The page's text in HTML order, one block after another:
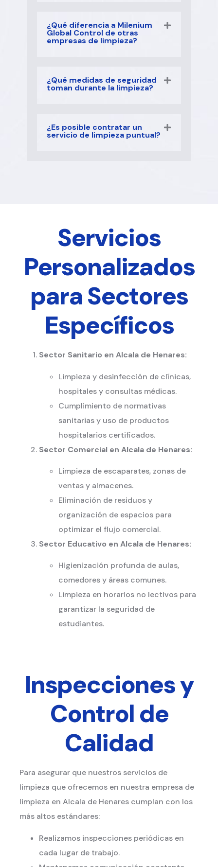
¿Qué diferencia a Milenium
Global Control de otras
empresas de limpieza?
¿Qué medidas de seguridad
toman durante la limpieza?
¿Es posible contratar un
servicio de limpieza puntual?
Servicios
Personalizados
para Sectores
Específicos
Sector Sanitario en Alcala de Henares:
Limpieza y desinfección de clínicas,
hospitales y consultas médicas.
Cumplimiento de normativas
sanitarias y uso de productos
hospitalarios certificados.
Sector Comercial en Alcala de Henares:
Limpieza de escaparates, zonas de
ventas y almacenes.
Eliminación de residuos y
organización de espacios para
optimizar el flujo comercial.
Sector Educativo en Alcala de Henares:
Higienización profunda de aulas,
comedores y áreas comunes.
Limpieza en horarios no lectivos para
garantizar la seguridad de
estudiantes.
Inspecciones y
Control de
Calidad
Para asegurar que nuestros servicios de
limpieza que ofrecemos en nuestra empresa de
limpieza en Alcala de Henares cumplan con los
más altos estándares:
Realizamos inspecciones periódicas en
cada lugar de trabajo.